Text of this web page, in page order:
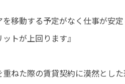
を移動する予定がなく仕事が安
トが上回ります』
重ねた際の賃貸契約に漠然とし